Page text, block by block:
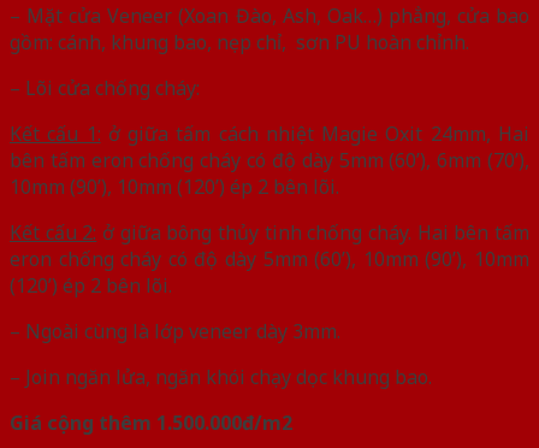
– Mặt cửa Veneer (Xoan Đào, Ash, Oak…) phẳng, cửa bao
gồm: cánh, khung bao, nẹp chỉ, sơn PU hoàn chỉnh.
– Lõi cửa chống cháy:
Kết cấu 1: ở giữa tấm cách nhiệt Magie Oxit 24mm, Hai
bên tấm eron chống cháy có độ dày 5mm (60’), 6mm (70’),
10mm (90’), 10mm (120’) ép 2 bên lõi.
Kết cấu 2: ở giữa bông thủy tinh chống cháy. Hai bên tấm
eron chống cháy có độ dày 5mm (60’), 10mm (90’), 10mm
(120’) ép 2 bên lõi.
– Ngoài cùng là lớp veneer dày 3mm.
– Join ngăn lửa, ngăn khói chạy dọc khung bao.
Giá cộng thêm 1.500.000đ/m2